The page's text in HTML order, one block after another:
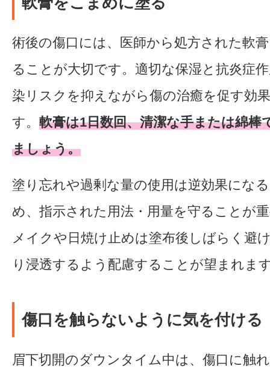
術後の傷口には、医師から処方された軟
ることが大切です。適切な保湿と抗炎症
染リスクを抑えながら傷の治癒を促す効
す。 軟膏は1日数回、清潔な手または綿棒
ましょう。
塗り忘れや過剰な量の使用は逆効果にな
め、指示された用法・用量を守ることが
メイクや日焼け止めは塗布後しばらく避
り浸透するよう配慮することが望まれま
傷口を触らないように気を付ける
眉下切開のダウンタイム中は、傷口に触